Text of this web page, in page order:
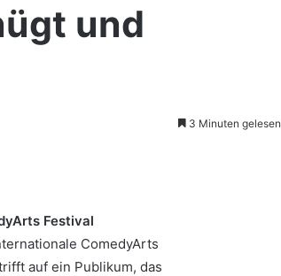
und
3 Minuten gelesen
Festival
ComedyArts
auf ein Publikum, das